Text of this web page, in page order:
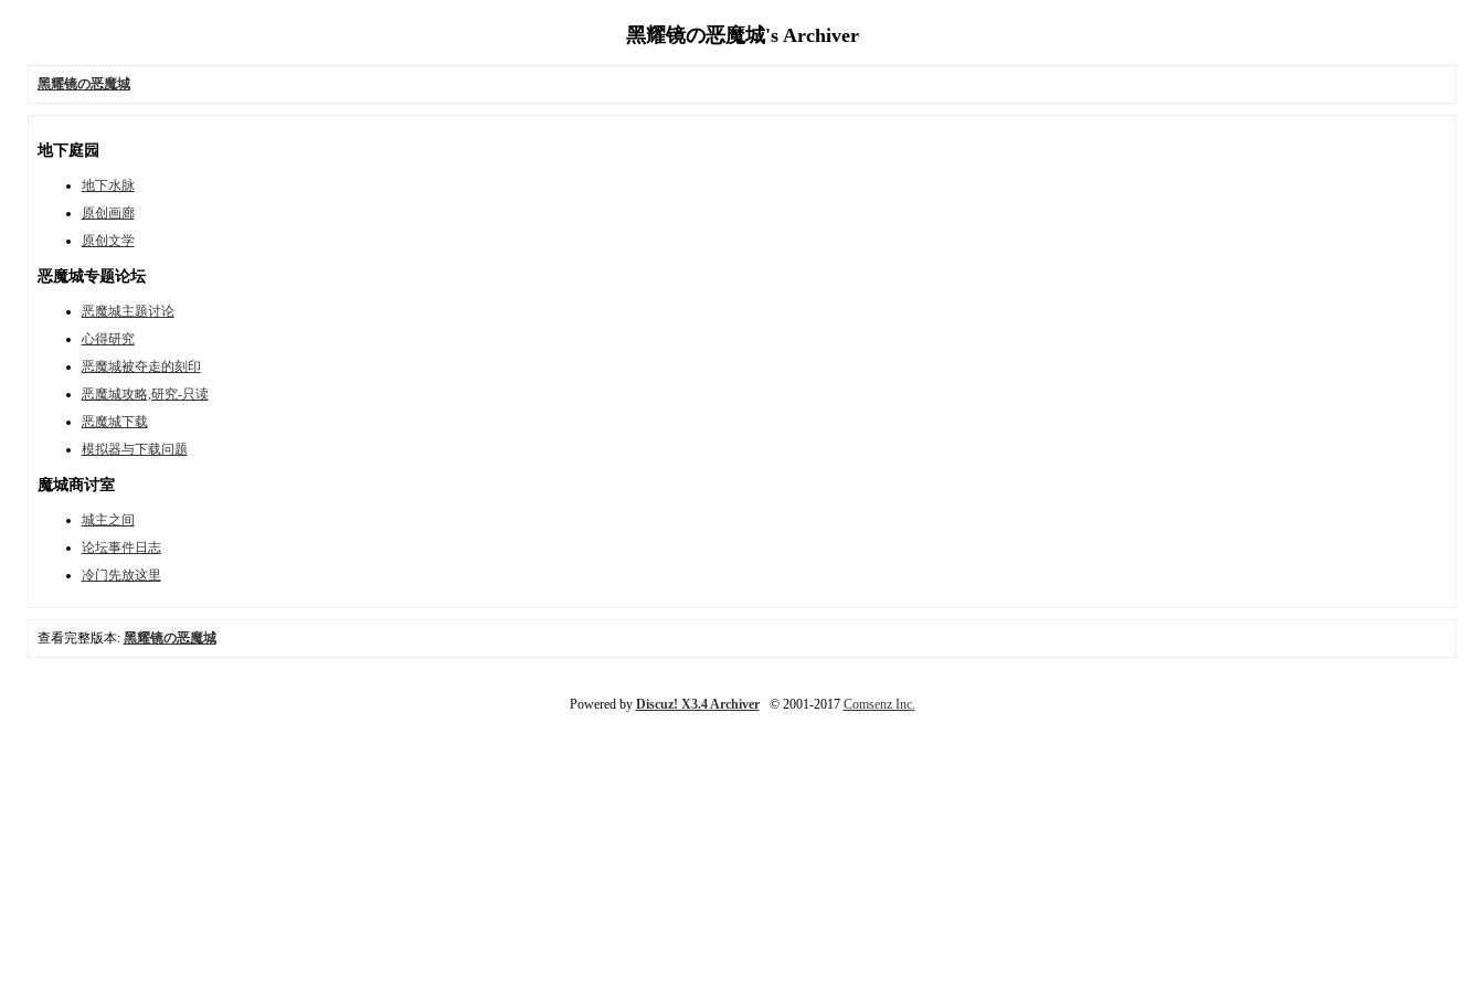
黑耀镜の恶魔城's Archiver
黑耀镜の恶魔城
地下庭园
地下水脉
原创画廊
原创文学
恶魔城专题论坛
恶魔城主题讨论
心得研究
恶魔城被夺走的刻印
恶魔城攻略,研究-只读
恶魔城下载
模拟器与下载问题
魔城商讨室
城主之间
论坛事件日志
冷门先放这里
查看完整版本: 黑耀镜の恶魔城
Powered by Discuz! X3.4 Archiver© 2001-2017 Comsenz Inc.